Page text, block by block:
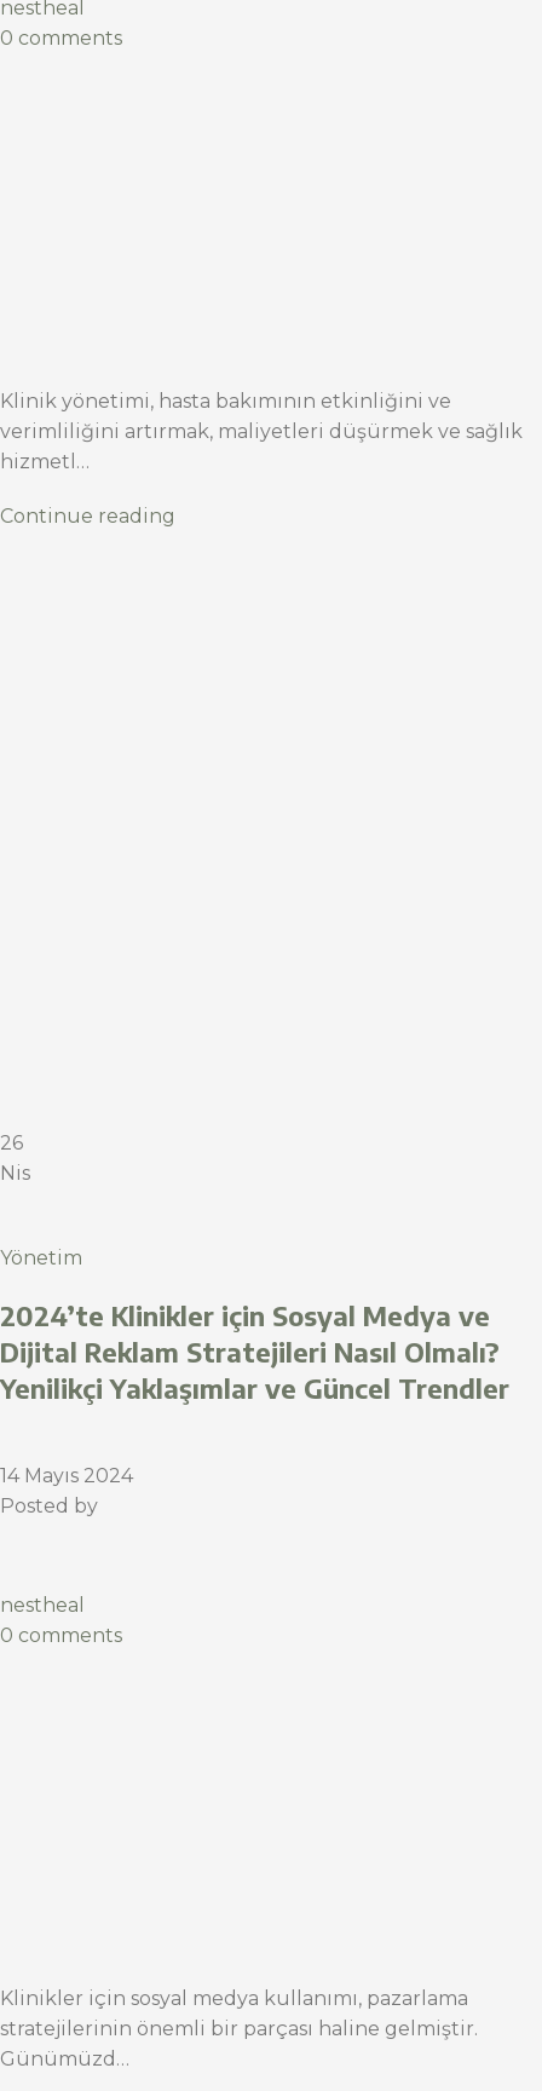
nestheal
0 comments
Klinik yönetimi, hasta bakımının etkinliğini ve
verimliliğini artırmak, maliyetleri düşürmek ve sağlık
hizmetl…
Continue reading
26
Nis
Yönetim
2024’te Klinikler için Sosyal Medya ve
Dijital Reklam Stratejileri Nasıl Olmalı?
Yenilikçi Yaklaşımlar ve Güncel Trendler
14 Mayıs 2024
Posted by
nestheal
0 comments
Klinikler için sosyal medya kullanımı, pazarlama
stratejilerinin önemli bir parçası haline gelmiştir.
Günümüzd…